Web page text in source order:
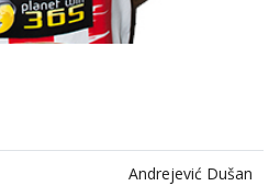
Andrejević Dušan